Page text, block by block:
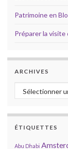
Patrimoine en
Préparer la
ARCHIVES
Archives
ÉTIQUETTES
Abu Dhabi